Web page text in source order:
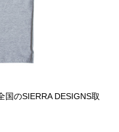
国のSIERRA DESIGNS取